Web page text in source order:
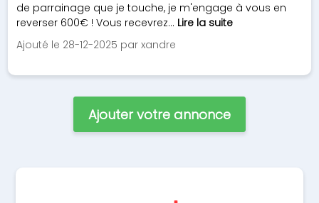
de parrainage que je touche, je m'engage à vous en
reverser 600€ ! Vous recevrez... Lire la suite
Ajouté le 28-12-2025 par xandre
Ajouter votre annonce